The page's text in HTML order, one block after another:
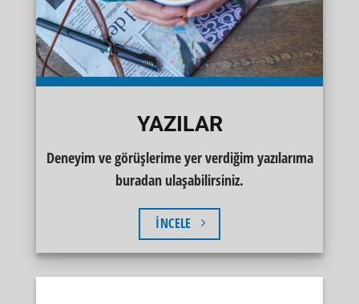
YAZILAR
Deneyim ve görüşlerime yer verdiğim yazılarıma
buradan ulaşabilirsiniz.
İNCELE